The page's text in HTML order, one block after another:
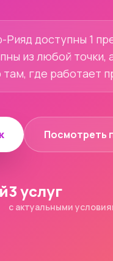
доступны 1
из любой точки,
где работает
Посмотреть
3 услуг
с актуальными